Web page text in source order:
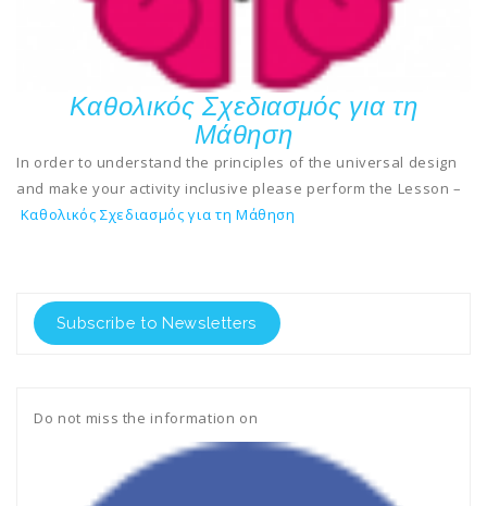
Καθολικός Σχεδιασμός για τη
Μάθηση
In order to understand the principles of the universal design
and make your activity inclusive please perform the Lesson –
Καθολικός Σχεδιασμός για τη Μάθηση
Subscribe to Newsletters
Do not miss the information on